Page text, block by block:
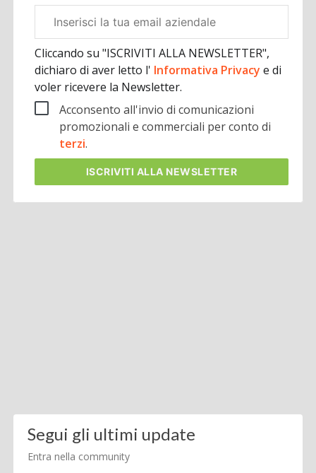
aziendale
Cliccando su "ISCRIVITI ALLA NEWSLETTER",
dichiaro di aver letto l' Informativa Privacye di
voler ricevere la Newsletter.
Acconsento all'invio di comunicazioni
promozionali e commerciali per conto di
terzi.
ISCRIVITI ALLA NEWSLETTER
Segui gli ultimi update
Entra nella community